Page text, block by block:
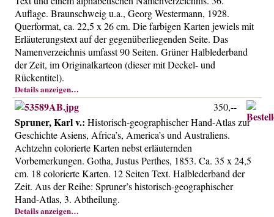
Über uns
Kontakt
Impressum
Versandkosten
AGB
Widerrufsrecht
Datenschutz
Auflage. Braunschweig u.a., Georg Westermann, 1928.
Querformat, ca. 22,5 x 26 cm. Die farbigen Karten jewiels mit
Erläuterungstext auf der gegenüberliegenden Seite. Das
Namenverzeichnis umfasst 90 Seiten. Grüner Halblederband
der Zeit, im Originalkarteon (dieser mit Deckel- und
Rückentitel).
Details anzeigen…
Spruner, Karl v.: Historisch-geographischer Hand-Atlas zur
Geschichte Asiens, Africa’s, America’s und Australiens.
Achtzehn colorierte Karten nebst erläuternden
Vorbemerkungen. Gotha, Justus Perthes, 1853. Ca. 35 x 24,5
cm. 18 colorierte Karten. 12 Seiten Text. Halblederband der
Zeit. Aus der Reihe: Spruner’s historisch-geographischer
Hand-Atlas, 3. Abtheilung.
Details anzeigen…
350,--